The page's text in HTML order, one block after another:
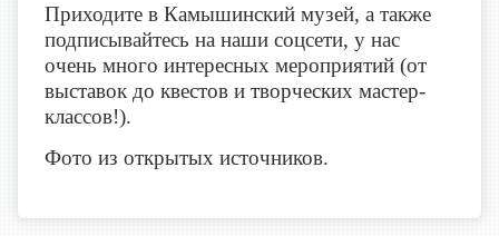
Приходите в Камышинский музей, а также
подписывайтесь на наши соцсети, у нас
очень много интересных мероприятий (от
выставок до квестов и творческих мастер-
классов!).
Фото из открытых источников.